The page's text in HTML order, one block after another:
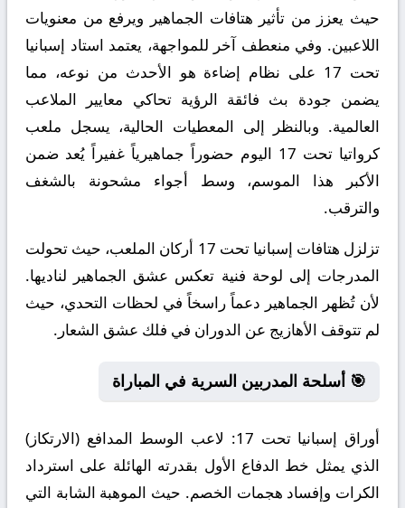
حيث يعزز من تأثير هتافات الجماهير ويرفع من معنويات
اللاعبين. وفي منعطف آخر للمواجهة، يعتمد استاد إسبانيا
تحت 17 على نظام إضاءة هو الأحدث من نوعه، مما
يضمن جودة بث فائقة الرؤية تحاكي معايير الملاعب
العالمية. وبالنظر إلى المعطيات الحالية، يسجل ملعب
كرواتيا تحت 17 اليوم حضوراً جماهيرياً غفيراً يُعد ضمن
الأكبر هذا الموسم، وسط أجواء مشحونة بالشغف
والترقب.
تزلزل هتافات إسبانيا تحت 17 أركان الملعب، حيث تحولت
المدرجات إلى لوحة فنية تعكس عشق الجماهير لناديها.
لأن تُظهر الجماهير دعماً راسخاً في لحظات التحدي، حيث
لم تتوقف الأهازيج عن الدوران في فلك عشق الشعار.
🎯 أسلحة المدربين السرية في المباراة
أوراق إسبانيا تحت 17:
لاعب الوسط المدافع (الارتكاز)
الذي يمثل خط الدفاع الأول بقدرته الهائلة على استرداد
الكرات وإفساد هجمات الخصم. حيث الموهبة الشابة التي